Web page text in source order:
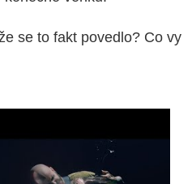
se to fakt povedlo? Co vy